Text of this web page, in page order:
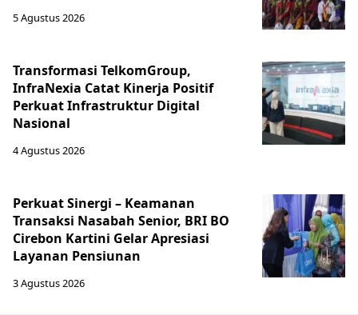
5 Agustus 2026
Transformasi TelkomGroup,
InfraNexia Catat Kinerja Positif
Perkuat Infrastruktur Digital
Nasional
4 Agustus 2026
Perkuat Sinergi – Keamanan
Transaksi Nasabah Senior, BRI BO
Cirebon Kartini Gelar Apresiasi
Layanan Pensiunan
3 Agustus 2026